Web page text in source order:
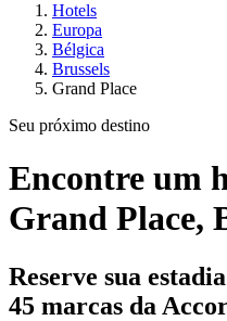
Hotels
Europa
Bélgica
Brussels
Grand Place
Seu próximo destino
Encontre um
Grand Place,
Reserve sua
45 marcas da